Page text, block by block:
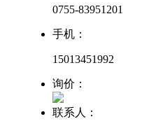
0755-83951201
手机：
15013451992
询价：
联系人：